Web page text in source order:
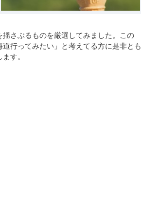
さぶるものを厳選してみました。この
行ってみたい」と考えてる方に是非とも
す。